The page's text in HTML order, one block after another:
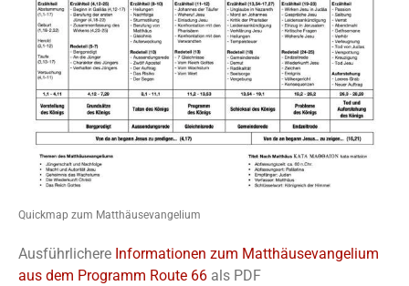
Quickmap zum Matthäusevangelium
Ausführlichere Informationen zum Matthäusevangelium
aus dem Programm Route 66 als PDF